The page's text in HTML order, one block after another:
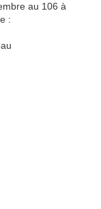
au 106 à
: